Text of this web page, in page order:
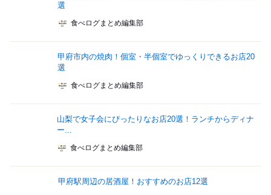
選
食べログまとめ編集部
甲府市内の焼肉！個室・半個室でゆっくりできるお店20
選
食べログまとめ編集部
山梨で女子会にぴったりなお店20選！ランチからディナ
ー...
食べログまとめ編集部
甲府駅周辺の居酒屋！おすすめのお店12選